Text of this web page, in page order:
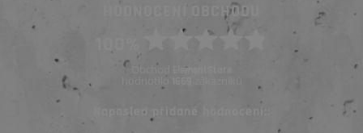
HODNOCENÍ OBCHODU
Obchod ElementStore
hodnotilo
Naposled přidané hodnocení::